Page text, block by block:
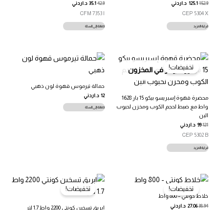
152.9
125.1 د.اردني
CEP 5304 X
قراءة المزيد
42.9
35.1 د.اردني
CFM 7353 I
إضافة إلى السلة
غير متوفر في المخزون
تخفيضات!
محضرة قهوة إسبريسو بيكو 15 بار 1628
واط مع ضبط لحجم الكوب ومخزن لحبوب
البن
121
99 د.اردني
CEP 5302 B
قراءة المزيد
حمالة تيرموس قهوة لون ذهبي
12 د.اردني
إضافة إلى السلة
تخفيضات!
خلاط كونتي – 800 واط
38.94
27.06 د.اردني
تخفيضات!
ابريق تسخين كونتي 2200 واط 1.7 لتر